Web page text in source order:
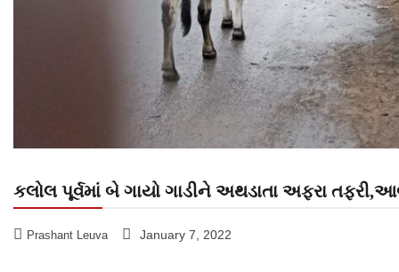
કલોલ પૂર્વમાં બે ગાયો ગાડીને અથડાતા અફરા
Prashant Leuva January 7, 2022